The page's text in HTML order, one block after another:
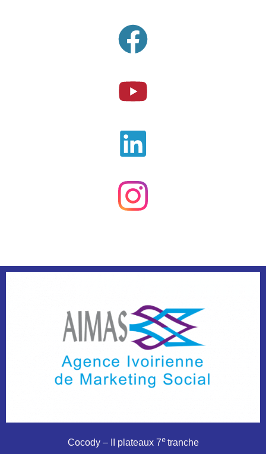
Cocody – II plateaux 7e tranche